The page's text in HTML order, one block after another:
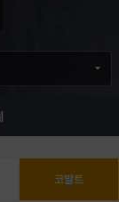
코발트